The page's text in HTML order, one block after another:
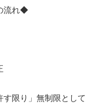
流れ◆
限り」無制限として